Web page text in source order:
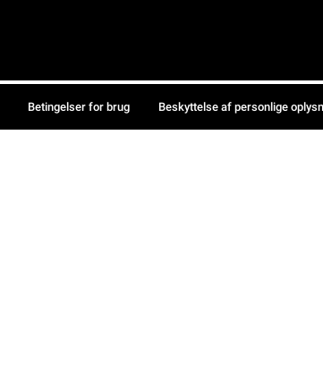
Betingelser for brug Beskyttelse af personlige